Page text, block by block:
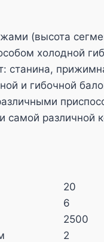
(высота
холодной
станина,
и гибочной
самой различной
20
6
2500
2